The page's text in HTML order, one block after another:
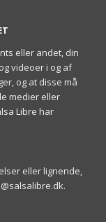
eller andet, din
videoer i og af
og at disse må
medier eller
Libre har
eller lignende,